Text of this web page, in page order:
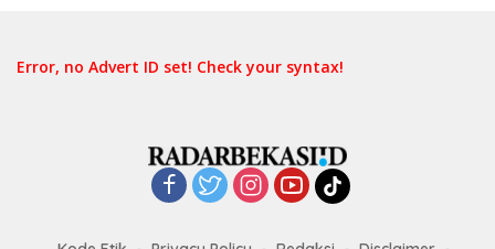
Error, no Advert ID set! Check your syntax!